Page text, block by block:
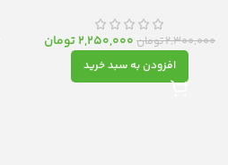
2,300,000تومان 2,250,000تومان
افزودن به سبد خرید